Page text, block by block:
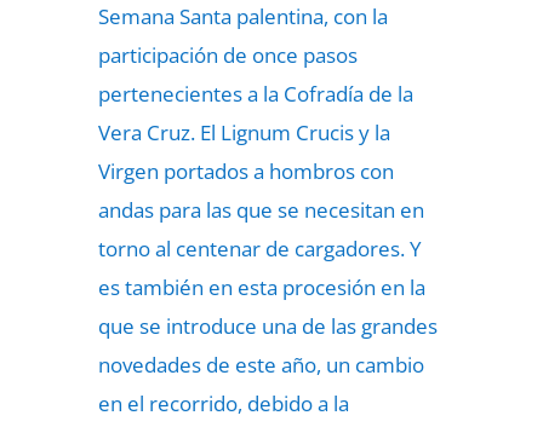
Semana Santa palentina, con la
participación de once pasos
pertenecientes a la Cofradía de la
Vera Cruz. El Lignum Crucis y la
Virgen portados a hombros con
andas para las que se necesitan en
torno al centenar de cargadores. Y
es también en esta procesión en la
que se introduce una de las grandes
novedades de este año, un cambio
en el recorrido, debido a la